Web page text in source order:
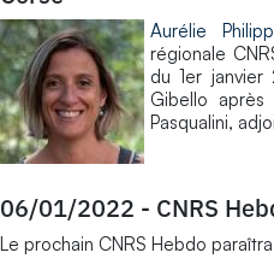
Aurélie
régionale
du 1er
Gibello
Pasqualini,
06/01/2022 - CNRS
Le prochain CNRS Hebdo